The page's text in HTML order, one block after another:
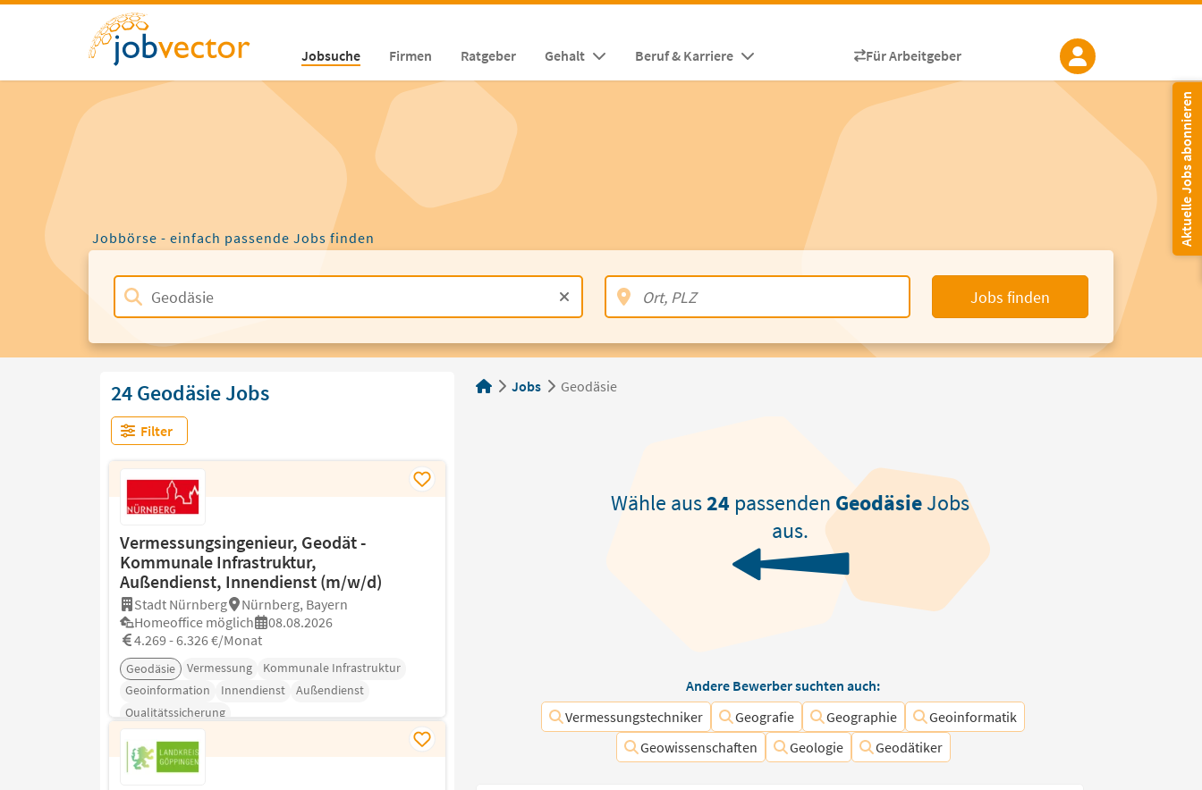
Jobsuche Firmen Ratgeber Gehalt Beruf & Karriere Für Arbeitgeber
Aktuelle Jobs abonnieren
Jobbörse - einfach passende Jobs finden
Jobs finden
24 Geodäsie Jobs
Filter
Vermessungsingenieur, Geodät -
Kommunale Infrastruktur,
Außendienst, Innendienst (m/w/d)
Stadt Nürnberg
Nürnberg, Bayern
Homeoffice möglich
08.08.2026
4.269 - 6.326 €/Monat
Geodäsie Vermessung
Kommunale Infrastruktur
Geoinformation
Innendienst
Außendienst
Qualitätssicherung
Jobs Geodäsie
Wähle aus24 passenden GeodäsieJobs
aus.
Andere Bewerber suchten auch:
Vermessungstechniker
Geografie Geographie
Geoinformatik
Geowissenschaften
Geologie Geodätiker